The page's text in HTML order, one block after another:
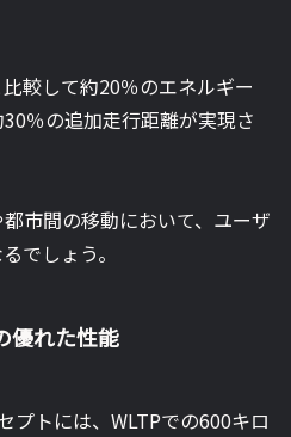
較して約20％のエネルギー
％の追加走行距離が実現さ
市間の移動において、ユーザ
でしょう。
優れた性能
プトには、WLTPでの600キロ